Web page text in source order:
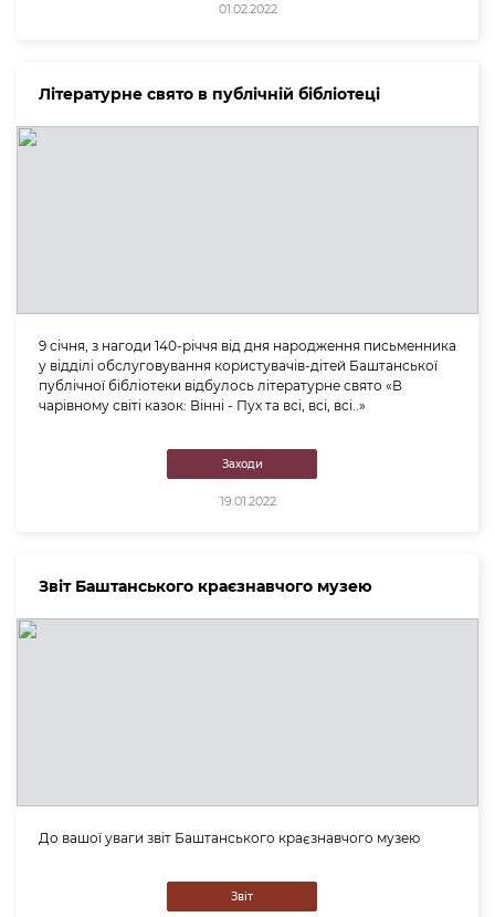
01.02.2022
Літературне свято в публічній бібліотеці
9 січня, з нагоди 140-річчя від дня народження письменника
у відділі обслуговування користувачів-дітей Баштанської
публічної бібліотеки відбулось літературне свято «В
чарівному світі казок: Вінні - Пух та всі, всі, всі..»
Заходи
19.01.2022
Звіт Баштанського краєзнавчого музею
До вашої уваги звіт Баштанського краєзнавчого музею
Звіт